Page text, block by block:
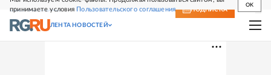
принимаете условия Пользовательского соглашения
OK
СВЕЖИЙ НОМЕР ПОДПИСКА
ЛЕНТА НОВОСТЕЙ